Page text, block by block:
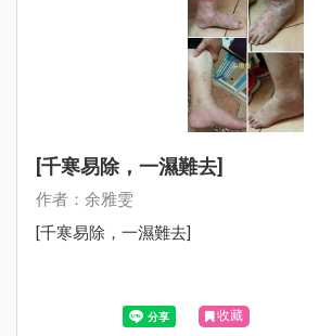
[千寒易除，一濕難去]
作者：余雅雯
[千寒易除，一濕難去]
收藏